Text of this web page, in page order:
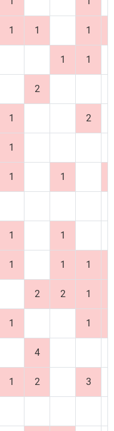
1 1 1
1 1
2
1 2
1
1 1
1 1
1 1 1
2 2 1
1 1
4
1 2 3